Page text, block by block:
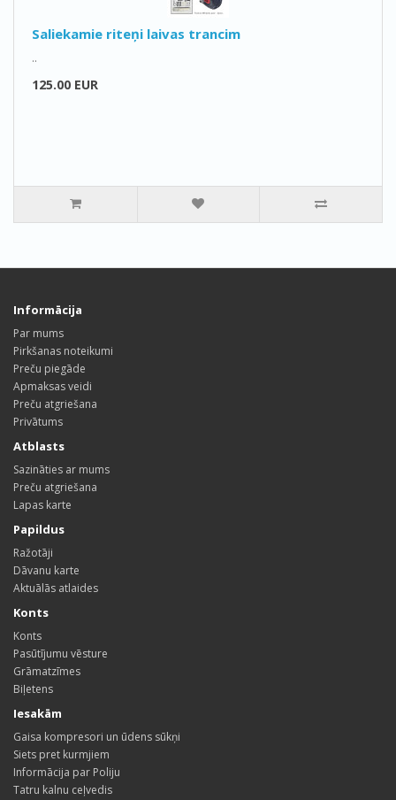
Saliekamie riteņi laivas trancim
..
125.00 EUR
Informācija
Par mums
Pirkšanas noteikumi
Preču piegāde
Apmaksas veidi
Preču atgriešana
Privātums
Atblasts
Sazināties ar mums
Preču atgriešana
Lapas karte
Papildus
Ražotāji
Dāvanu karte
Aktuālās atlaides
Konts
Konts
Pasūtījumu vēsture
Grāmatzīmes
Biļetens
Iesakām
Gaisa kompresori un ūdens sūkņi
Siets pret kurmjiem
Informācija par Poliju
Tatru kalnu ceļvedis